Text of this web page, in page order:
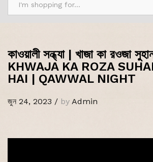
কাওয়ালী সন্ধ্যা | খাজা কা রওজা
KHWAJA KA ROZA
HAI | QAWWAL NIGHT
জুন 24, 2023 / by Admin